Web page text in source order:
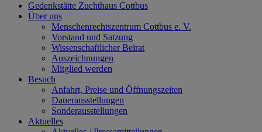
Gedenkstätte Zuchthaus Cottbus
Über uns
Menschenrechtszentrum Cottbus e. V.
Vorstand und Satzung
Wissenschaftlicher Beirat
Auszeichnungen
Mitglied werden
Besuch
Anfahrt, Preise und Öffnungszeiten
Dauerausstellungen
Sonderausstellungen
Aktuelles